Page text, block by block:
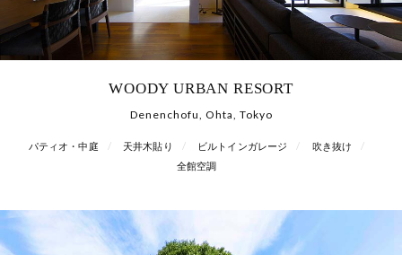
WOODY URBAN RESORT
Denenchofu, Ohta, Tokyo
パティオ・中庭 天井木貼り ビルトインガレージ
吹き抜け
全館空調